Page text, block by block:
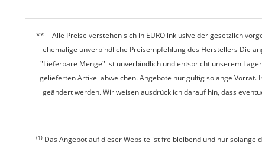
Alle Preise verstehen sich in EURO inklusive der gesetzlich
ehemalige unverbindliche Preisempfehlung des Herstellers Die
"Lieferbare Menge" ist unverbindlich und entspricht unserem
gelieferten Artikel abweichen. Angebote nur gültig solange
geändert werden. Wir weisen ausdrücklich darauf hin, dass
(1) Das Angebot auf dieser Website ist freibleibend und nur